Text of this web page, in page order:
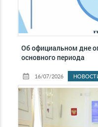
Об официальном дне
основного периода
16/07/2026